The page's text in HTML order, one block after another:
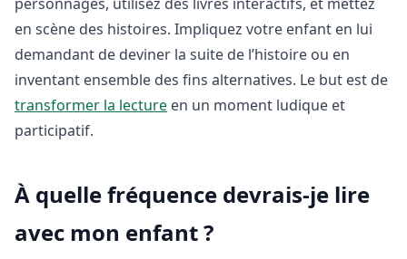
personnages, utilisez des livres interactifs, et mettez
en scène des histoires. Impliquez votre enfant en lui
demandant de deviner la suite de l’histoire ou en
inventant ensemble des fins alternatives. Le but est de
transformer la lecture en un moment ludique et
participatif.
À quelle fréquence devrais-je lire
avec mon enfant ?